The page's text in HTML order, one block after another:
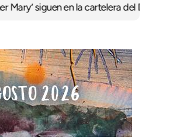
en la cartelera del DuplexLa